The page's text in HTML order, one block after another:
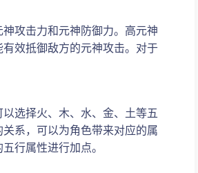
攻击力和元神防御力。高元神
效抵御敌方的元神攻击。对于
选择火、木、水、金、土等五
系，可以为角色带来对应的属
行属性进行加点。